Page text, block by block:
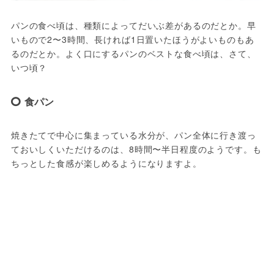
パンの食べ頃は、種類によってだいぶ差があるのだとか。早
いもので2〜3時間、長ければ1日置いたほうがよいものもあ
るのだとか。よく口にするパンのベストな食べ頃は、さて、
いつ頃？
食パン
焼きたてで中心に集まっている水分が、パン全体に行き渡っ
ておいしくいただけるのは、8時間〜半日程度のようです。も
ちっとした食感が楽しめるようになりますよ。